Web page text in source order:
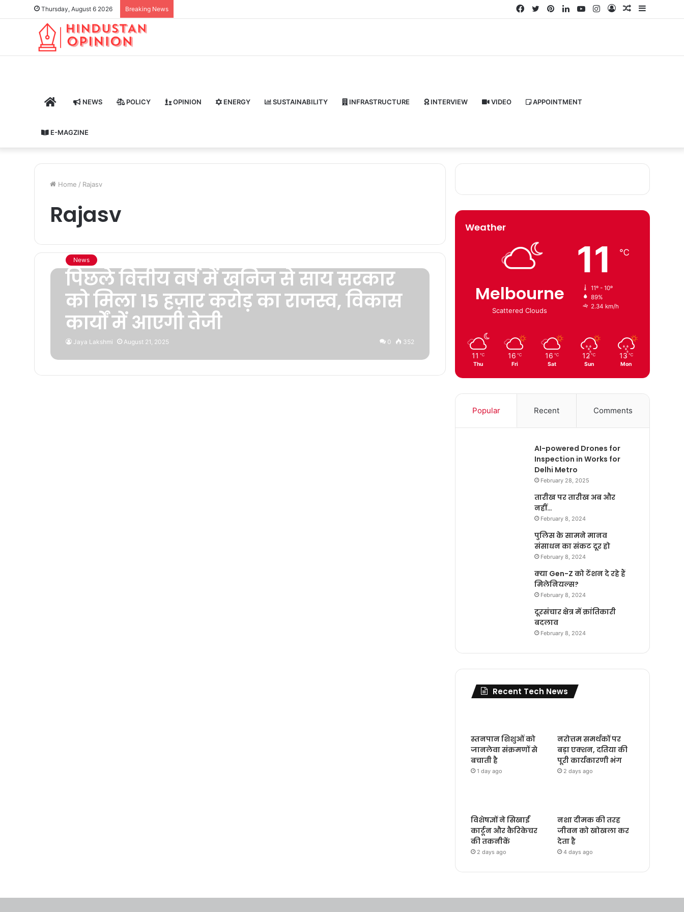
Thursday, August 6 2026 Breaking News
Random
Log
Instagram
YouTube
LinkedIn
Pinterest
Twitter
Facebook
HOME NEWS POLICY OPINION ENERGY SUSTAINABILITY INFRASTRUCTURE INTERVIEW VIDEO APPOINTMENT
E-MAGZINE
Home / Rajasv
Rajasv
News
पिछले वित्तीय वर्ष में खनिज से साय सरकार
को मिला 15 हज़ार करोड़ का राजस्व, विकास
कार्यों में आएगी तेजी
Jaya Lakshmi August 21, 2025 0 352
Weather
Melbourne
Scattered Clouds
11 ℃
11º - 10º
89%
2.34 km/h
11 ℃
Thu
16 ℃
Fri
16 ℃
Sat
12 ℃
Sun
13 ℃
Mon
Popular Recent Comments
AI-powered Drones for
Inspection in Works for
Delhi Metro
February 28, 2025
तारीख पर तारीख अब और
नहीं…
February 8, 2024
पुलिस के सामने मानव
संसाधन का संकट दूर हो
February 8, 2024
क्या Gen-Z को टेंशन दे रहे हैं
मिलेनियल्स?
February 8, 2024
दूरसंचार क्षेत्र में क्रांतिकारी
बदलाव
February 8, 2024
Recent Tech News
स्तनपान शिशुओं को
जानलेवा संक्रमणों से
बचाती है
1 day ago
नरोत्तम समर्थकों पर
बड़ा एक्शन, दतिया की
पूरी कार्यकारणी भंग
2 days ago
विशेषज्ञों ने सिखाईं
कार्टून और कैरिकेचर
की तकनीकें
2 days ago
नशा दीमक की तरह
जीवन को खोखला कर
देता है
4 days ago